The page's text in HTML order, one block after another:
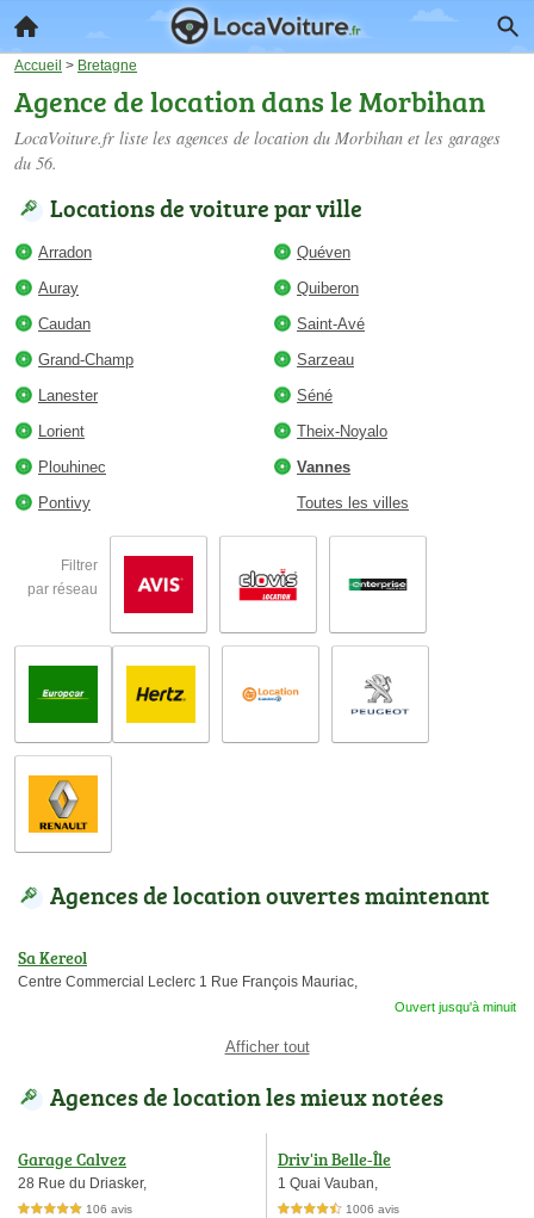
Accueil > Bretagne
Agence de location dans le Morbihan
LocaVoiture.fr liste les agences de location du Morbihan et les garages
du 56.
Locations de voiture par ville
Arradon
Auray
Caudan
Grand-Champ
Lanester
Lorient
Plouhinec
Pontivy
Quéven
Quiberon
Saint-Avé
Sarzeau
Séné
Theix-Noyalo
Vannes
Toutes les villes
Filtrer
par réseau
Agences de location ouvertes maintenant
Sa Kereol
Centre Commercial Leclerc 1 Rue François Mauriac,
Ouvert jusqu'à minuit
Afficher tout
Agences de location les mieux notées
Garage Calvez
28 Rue du Driasker,
5,0 étoiles sur 5 106 avis
Driv'in Belle-Île
1 Quai Vauban,
4,5 étoiles sur 5 1006 avis